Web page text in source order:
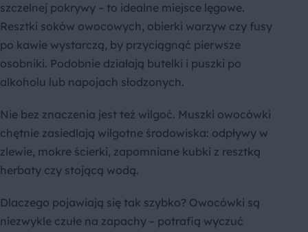
szczelnej pokrywy – to idealne miejsce lęgowe.
Resztki soków owocowych, obierki warzyw czy fusy
po kawie wystarczą, by przyciągnąć pierwsze
osobniki. Podobnie działają butelki i puszki po
alkoholu lub napojach słodzonych.
Nie bez znaczenia jest też wilgoć. Muszki owocówki
chętnie zasiedlają wilgotne środowiska: odpływy w
zlewie, mokre ścierki, zapomniane kubki z resztką
herbaty czy stojącą wodą.
Dlaczego pojawiają się tak szybko? Owocówki są
niezwykle czułe na zapachy – potrafią wyczuć